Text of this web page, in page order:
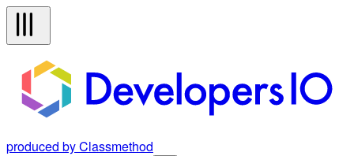
produced by Classmethod